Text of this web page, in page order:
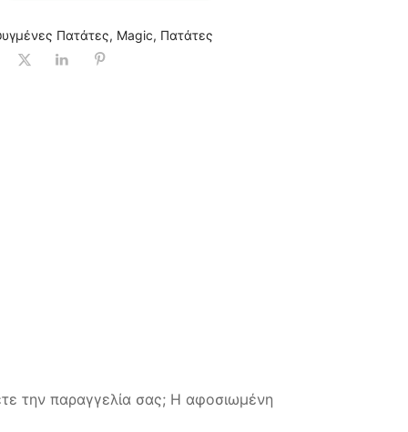
Πατάτες, Magic, Πατάτες
την παραγγελία σας; Η αφοσιωμένη